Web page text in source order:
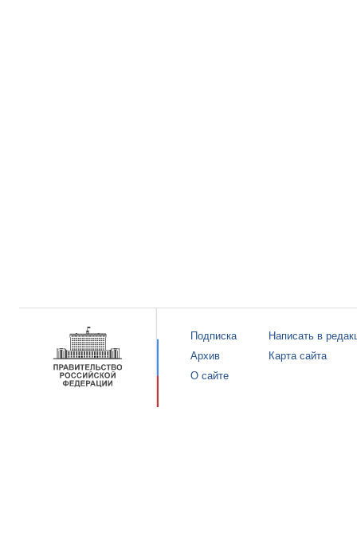
Подписка
Архив
О сайте
Написать в
Карта сайта